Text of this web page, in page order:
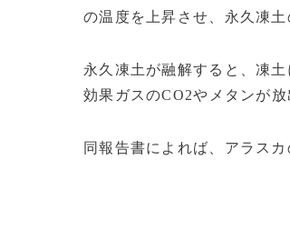
の温度を上昇させ、永久凍土
永久凍土が融解すると、凍
効果ガスのCO2やメタンが放
同報告書によれば、アラス